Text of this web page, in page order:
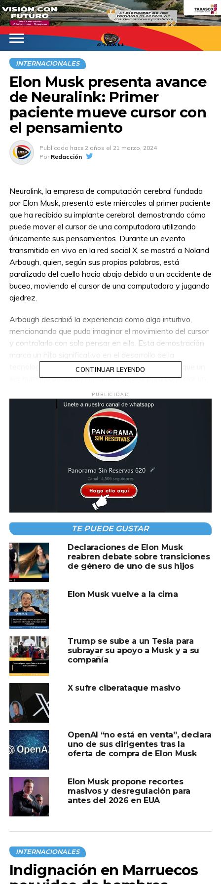
620AM
INTERNACIONALES
Elon Musk presenta avance
de Neuralink: Primer
paciente mueve cursor con
el pensamiento
Publicado hace 2 años el 21 marzo, 2024
Por Redacción
Neuralink, la empresa de computación cerebral fundada
por Elon Musk, presentó este miércoles al primer paciente
que ha recibido su implante cerebral, demostrando cómo
puede mover el cursor de una computadora utilizando
únicamente sus pensamientos. Durante un evento
transmitido en vivo en la red social X, se mostró a Noland
Arbaugh, quien, según sus propias palabras, está
paralizado del cuello hacia abajo debido a un accidente de
buceo, moviendo el cursor de una computadora y jugando
ajedrez.
Arbaugh describió la experiencia como algo intuitivo,
mencionando que pudo imaginar el movimiento del cursor
y controlarlo con solo pensar en ello. Esta demostración
tecnología de Neuralink, ya que es la primera vez que un
ser humano utiliza un implante cerebral para controlar un
dispositivo electrónico con sus pensamientos.
Durante la transmisión, estuvo presente un ingeniero de
Neuralink, quien también destacó la recuperación
completa del paciente después de la implantación, sin
efectos adversos conocidos. Elon Musk, en un evento
anterior en la plataforma X, había anunciado que el
paciente podía mover el mouse por la pantalla solo con el
pensamiento, pero esta presentación proporcionó la
primera evidencia visual de esta capacidad.
la actividad neuronal y ayudar a restaurar funciones
cerebrales dañadas por diversas condiciones, como un
infarto o una esclerosis lateral amiotrófica. Este avance
representa un paso significativo hacia el desarrollo de
tecnologías que pueden mejorar la calidad de vida de las
personas con discapacidades neurológicas.
Compartir en:
TEMAS RELACIONADOS:
NEURALINK
A CONTINUACIÓN
El matemático Michel Talagrand galardonado
con el Premio Abel por su impacto en la
teoría de la probabilidad
NO TE PIERDAS
Bolsonaro es acusado de falsificar los datos
de vacunación contra el COVID-19
CONTINUAR LEYENDO
PUBLICIDAD
TE PUEDE GUSTAR
Declaraciones de Elon Musk
reabren debate sobre transiciones
de género de uno de sus hijos
Elon Musk vuelve a la cima
Trump se sube a un Tesla para
subrayar su apoyo a Musk y a su
compañía
X sufre ciberataque masivo
OpenAI “no está en venta”, declara
uno de sus dirigentes tras la
oferta de compra de Elon Musk
Elon Musk propone recortes
masivos y desregulación para
antes del 2026 en EUA
INTERNACIONALES
Indignación en Marruecos